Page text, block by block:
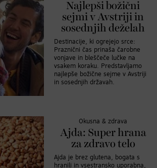
Najlepši božični
sejmi v Avstriji in
sosednjih deželah
Destinacije, ki ogrejejo srce:
Praznični čas prinaša čarobne
vonjave in bleščeče lučke na
vsakem koraku. Predstavljamo
najlepše božične sejme v Avstriji
in sosednjih državah.
Okusna & zdrava
Ajda: Super hrana
za zdravo telo
Ajda je brez glutena, bogata s
hranili in vsestransko uporabna,